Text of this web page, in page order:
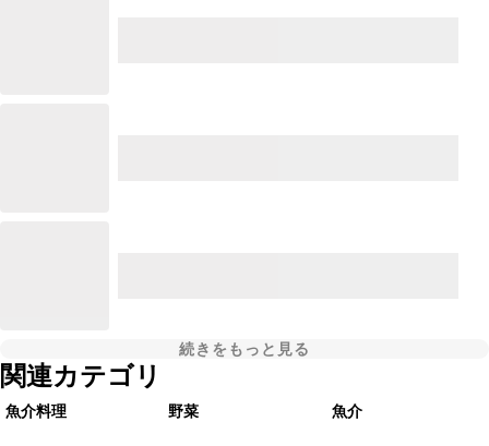
続きをもっと見る
関連カテゴリ
魚介料理 野菜 魚介